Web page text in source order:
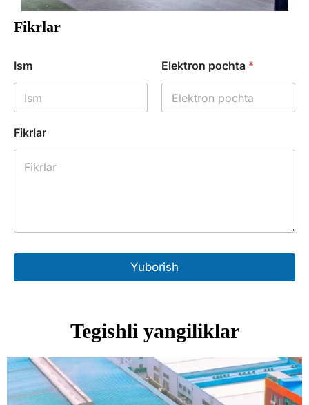
Fikrlar
Ism Elektron pochta *
Fikrlar
Yuborish
Tegishli yangiliklar